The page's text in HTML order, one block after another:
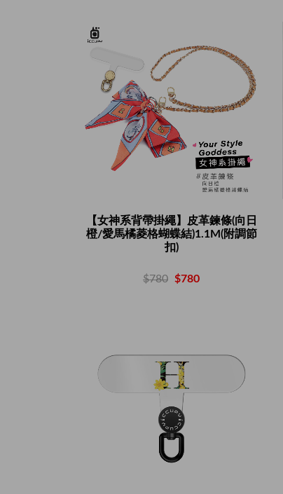
【女神系背帶掛繩】皮革鍊條(向日
橙/愛馬橘菱格蝴蝶結)1.1M(附調節
扣)
$780 $780